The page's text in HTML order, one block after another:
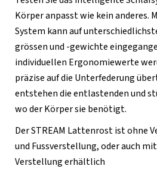
Körper anpasst wie kein anderes.
System kann auf
grössen und -gewichte
individuellen Ergonomiewerte
präzise auf die Unterfederung
entstehen die entlastenden und
wo der Körper sie benötigt.
Der STREAM Lattenrost ist ohne
und Fussverstellung, oder auch
Verstellung erhältlich